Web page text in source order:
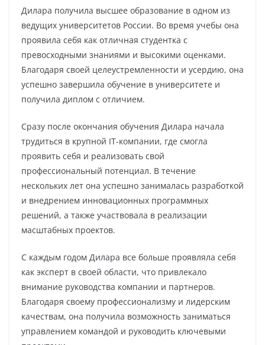
Дилара получила высшее образование в одном из
ведущих университетов России. Во время учебы она
проявила себя как отличная студентка с
превосходными знаниями и высокими оценками.
Благодаря своей целеустремленности и усердию, она
успешно завершила обучение в университете и
получила диплом с отличием.
Сразу после окончания обучения Дилара начала
трудиться в крупной IT-компании, где смогла
проявить себя и реализовать свой
профессиональный потенциал. В течение
нескольких лет она успешно занималась разработкой
и внедрением инновационных программных
решений, а также участвовала в реализации
масштабных проектов.
С каждым годом Дилара все больше проявляла себя
как эксперт в своей области, что привлекало
внимание руководства компании и партнеров.
Благодаря своему профессионализму и лидерским
качествам, она получила возможность заниматься
управлением командой и руководить ключевыми